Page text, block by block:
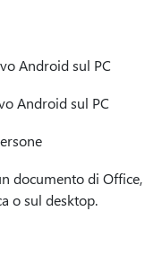
Android sul PC
Android sul PC
documento di Office,
o sul desktop.